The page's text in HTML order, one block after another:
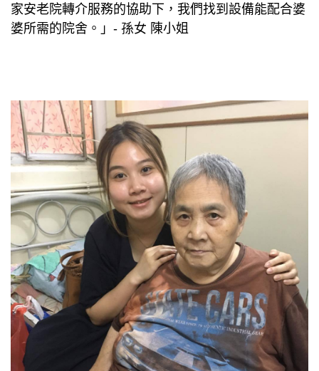
家安老院轉介服務的協助下，我們找到設備能配合婆
婆所需的院舍。」- 孫女 陳小姐